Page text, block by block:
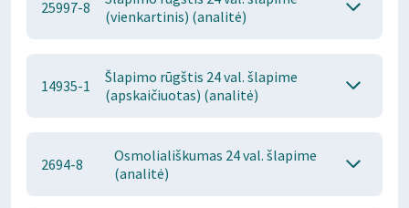
25997-8
(vienkartinis) (analitė)
14935-1
Šlapimo rūgštis 24 val. šlapime
(apskaičiuotas) (analitė)
2694-8
Osmoliališkumas 24 val. šlapime
(analitė)